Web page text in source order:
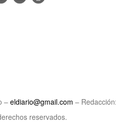
– eldiario@gmail.com – Redacción:
reservados.